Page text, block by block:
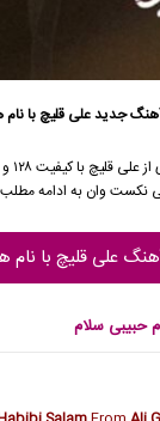
آهنگ جدیدعلی قلیچ با
نکست وان به ادامه مطلب
علی قلیچ با نام
حبیبی سلام